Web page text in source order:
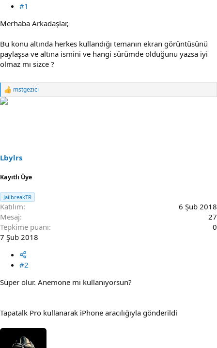
#1
Merhaba Arkadaşlar,
Bu konu altında herkes kullandığı temanın ekran görüntüsünü
paylaşsa ve altına ismini ve hangi sürümde olduğunu yazsa iyi
olmaz mı sizce ?
R
e
s
:
mstgezici
Lbylrs
Kayıtlı Üye
JailbreakTR
Katılım
6 Şub 2018
Mesaj
27
Tepkime puanı
0
7 Şub 2018
#2
Süper olur. Anemone mi kullanıyorsun?
Tapatalk Pro kullanarak iPhone aracılığıyla gönderildi